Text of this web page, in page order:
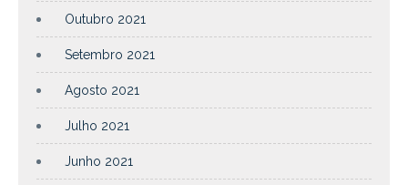
Outubro 2021
Setembro 2021
Agosto 2021
Julho 2021
Junho 2021